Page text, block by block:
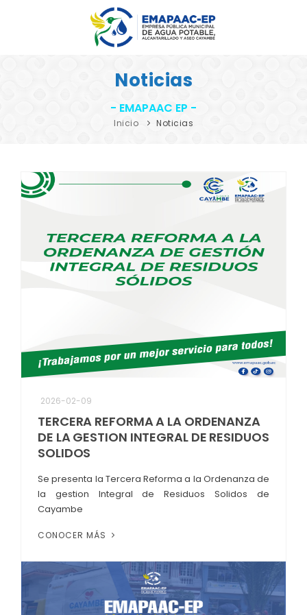
DENUNCIAS
TRANSPARENCIA
CONTACTOS
Noticias
- EMAPAAC EP -
Inicio Noticias
2026-02-09
TERCERA REFORMA A LA ORDENANZA
DE LA GESTION INTEGRAL DE RESIDUOS
SOLIDOS
Se presenta la Tercera Reforma a la Ordenanza de
la gestion Integral de Residuos Solidos de
Cayambe
CONOCER MÁS